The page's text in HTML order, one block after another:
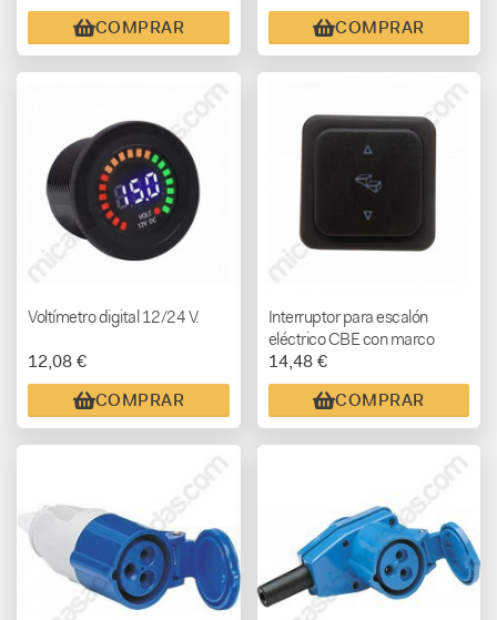
COMPRAR COMPRAR
Voltímetro digital 12/24 V.
12,08 €
COMPRAR
Interruptor para escalón
eléctrico CBE con marco
14,48 €
COMPRAR